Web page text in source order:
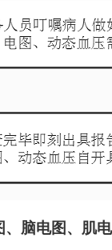
脑电图、肌